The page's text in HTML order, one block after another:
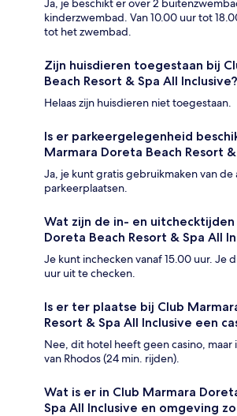
Ja, je beschikt er over 2
kinderzwembad. Van 10.00 uur tot
tot het zwembad.
Zijn huisdieren toegestaan bij
Beach Resort & Spa All Inclusive?
Helaas zijn huisdieren niet toegestaan.
Is er parkeergelegenheid
Marmara Doreta Beach Resort
Ja, je kunt gratis gebruikmaken van de
parkeerplaatsen.
Wat zijn de in- en
Doreta Beach Resort & Spa All
Je kunt inchecken vanaf 15.00 uur. Je
uur uit te checken.
Is er ter plaatse bij Club
Resort & Spa All Inclusive een
Nee, dit hotel heeft geen casino, maar
van Rhodos (24 min. rijden).
Wat is er in Club Marmara
Spa All Inclusive en omgeving